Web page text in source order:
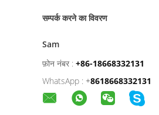
सम्पर्क करने का विवरण
Sam
फ़ोन नंबर : +86-18668332131
WhatsApp : +8618668332131